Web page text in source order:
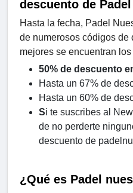
descuento de
Hasta la fecha, Padel
de numerosos códigos de
mejores se encuentran
50% de descuento
Hasta un 67% de
Hasta un 60% de
Si te suscribes al
de no perderte
descuento de
¿Qué es Padel